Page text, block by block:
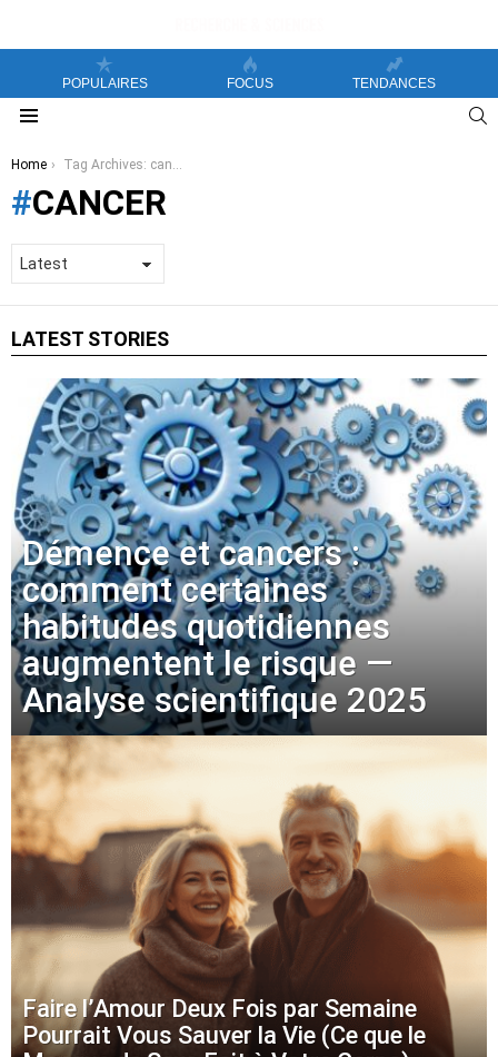
POPULAIRES FOCUS TENDANCES
You are here:
Home Tag Archives: cancer
CANCER
LATEST STORIES
Démence et cancers :
comment certaines
habitudes quotidiennes
augmentent le risque —
Analyse scientifique 2025
Faire l’Amour Deux Fois par Semaine
Pourrait Vous Sauver la Vie (Ce que le